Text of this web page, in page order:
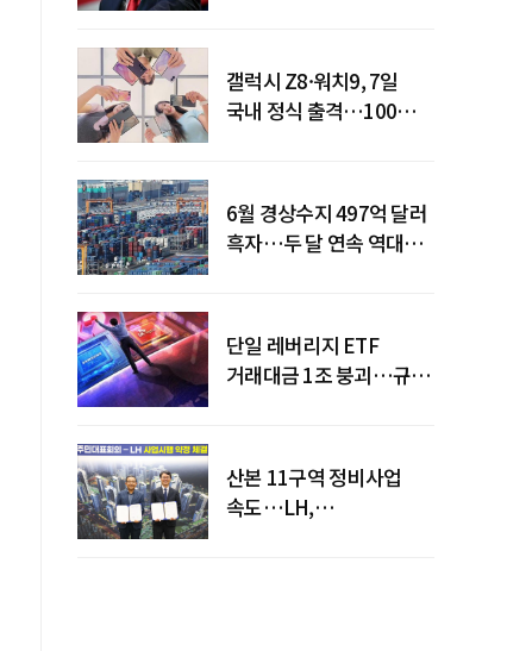
갤럭시 Z8·워치9, 7일
국내 정식 출격…100개국
6월 경상수지 497억 달러
흑자…두 달 연속 역대
단일 레버리지 ETF
거래대금 1조 붕괴…규제
산본 11구역 정비사업
속도…LH,